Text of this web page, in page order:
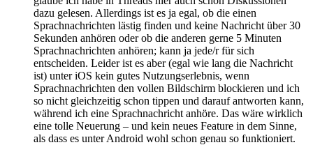
dazu gelesen. Allerdings ist es ja egal, ob die einen
Sprachnachrichten lästig finden und keine Nachricht über 30
Sekunden anhören oder ob die anderen gerne 5 Minuten
Sprachnachrichten anhören; kann ja jede/r für sich
entscheiden. Leider ist es aber (egal wie lang die Nachricht
ist) unter iOS kein gutes Nutzungserlebnis, wenn
Sprachnachrichten den vollen Bildschirm blockieren und ich
so nicht gleichzeitig schon tippen und darauf antworten kann,
während ich eine Sprachnachricht anhöre. Das wäre wirklich
eine tolle Neuerung – und kein neues Feature in dem Sinne,
als dass es unter Android wohl schon genau so funktioniert.